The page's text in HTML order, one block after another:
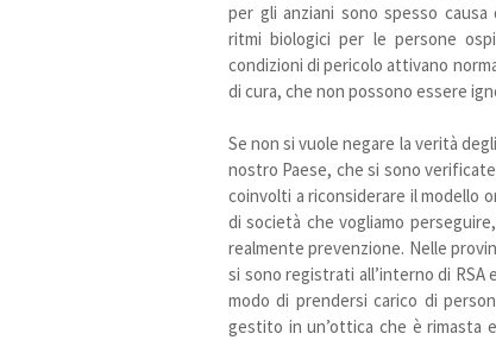
per gli anziani sono spesso
ritmi biologici per le persone
condizioni di pericolo attivano
di cura, che non possono essere
Se non si vuole negare la verità
nostro Paese, che si sono
coinvolti a riconsiderare il modello
di società che vogliamo
realmente prevenzione. Nelle
si sono registrati all’interno di RSA
modo di prendersi carico di
gestito in un’ottica che è rimasta